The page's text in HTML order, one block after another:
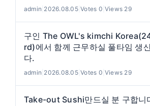
admin 2026.08.05|Votes 0 |Views 29
구인 The OWL's kimchi
rd)에서 함께 근무하실 풀타임 생
다.
admin 2026.08.05|Votes 0 |Views 29
Take-out Sushi만드실 분 구합